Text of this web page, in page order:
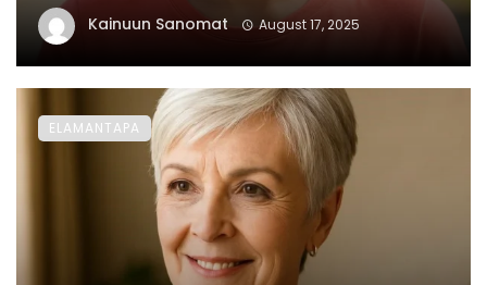
Kainuun Sanomat August 17, 2025
ELAMANTAPA